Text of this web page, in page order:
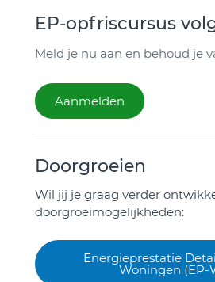
EP-opfriscursus
Meld je nu aan en behoud je
Aanmelden
Doorgroeien
Wil jij je graag verder
doorgroeimogelijkheden:
Energieprestatie
Woningen (EP-